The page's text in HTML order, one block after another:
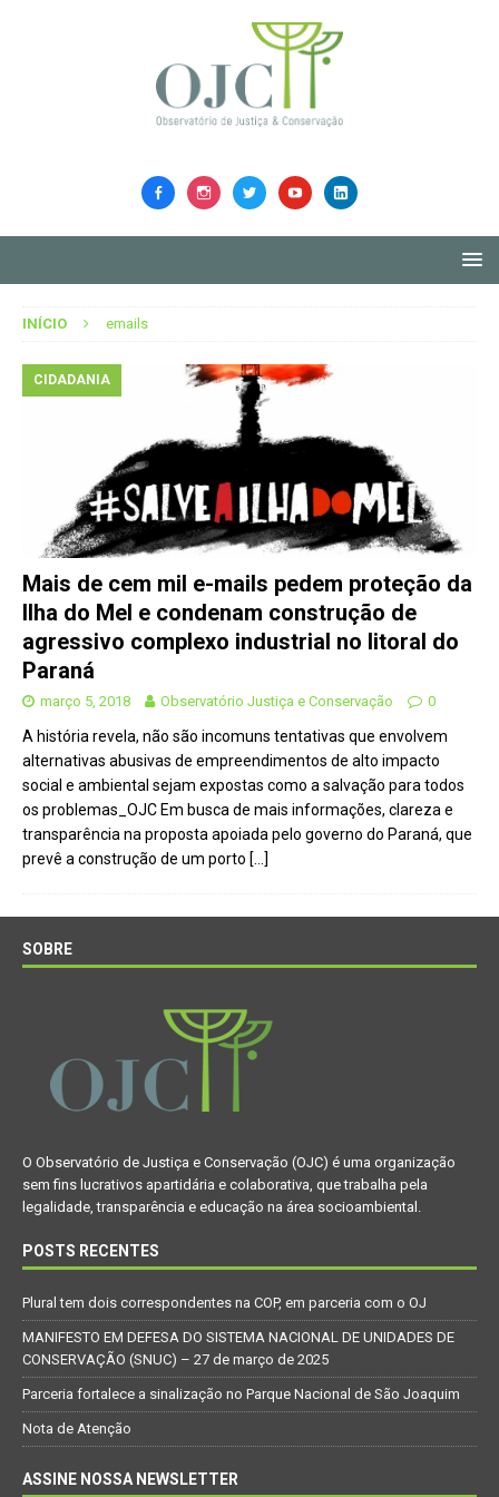
INÍCIO emails
CIDADANIA
Mais de cem mil e-mails pedem proteção da
Ilha do Mel e condenam construção de
agressivo complexo industrial no litoral do
Paraná
março 5, 2018 Observatório Justiça e Conservação 0
A história revela, não são incomuns tentativas que envolvem
alternativas abusivas de empreendimentos de alto impacto
social e ambiental sejam expostas como a salvação para todos
os problemas_OJC Em busca de mais informações, clareza e
transparência na proposta apoiada pelo governo do Paraná, que
prevê a construção de um porto […]
SOBRE
O Observatório de Justiça e Conservação (OJC) é uma organização
sem fins lucrativos apartidária e colaborativa, que trabalha pela
legalidade, transparência e educação na área socioambiental.
POSTS RECENTES
Plural tem dois correspondentes na COP, em parceria com o OJ
MANIFESTO EM DEFESA DO SISTEMA NACIONAL DE UNIDADES DE
CONSERVAÇÃO (SNUC) – 27 de março de 2025
Parceria fortalece a sinalização no Parque Nacional de São Joaquim
Nota de Atenção
ASSINE NOSSA NEWSLETTER